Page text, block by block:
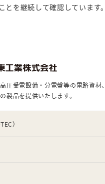
とを継続して確認しています。
圧受電設備・分電盤等の電路資材
製品を提供いたします。
）